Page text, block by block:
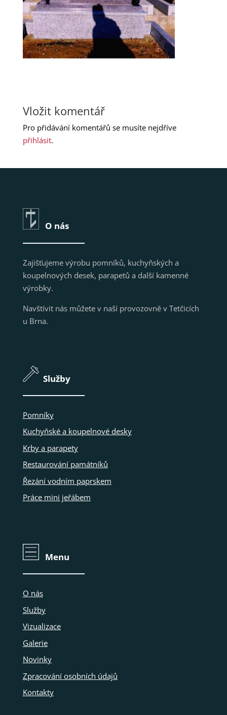
Vložit komentář
Pro přidávání komentářů se musíte nejdříve
přihlásit.
O nás
Zajišťujeme výrobu pomníků, kuchyňských a
koupelnových desek, parapetů a další kamenné
výrobky.
Navštívit nás můžete v naší provozovně v Tetčicích
u Brna.
Služby
Pomníky
Kuchyňské a koupelnové desky
Krby a parapety
Restaurování památníků
Řezání vodním paprskem
Práce mini jeřábem
Menu
O nás
Služby
Vizualizace
Galerie
Novinky
Zpracování osobních údajů
Kontakty